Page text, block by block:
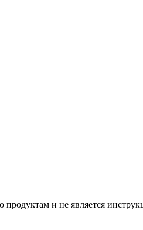
продуктам и не является